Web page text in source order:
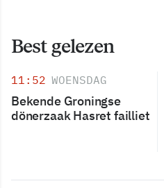
Best gelezen
11:52 WOENSDAG
Bekende Groningse
dönerzaak Hasret failliet